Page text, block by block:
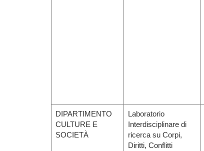
DIPARTIMENTO
CULTURE E
SOCIETÀ
Laboratorio
Interdisciplinare di
ricerca su Corpi,
Diritti, Conflitti